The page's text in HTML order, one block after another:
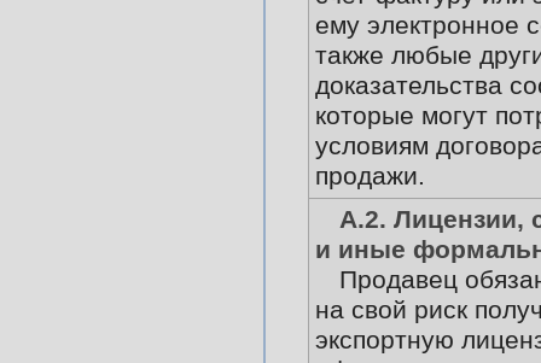
ему электронное
также любые
доказательства
которые могут
условиям
продажи.
А.2. Лицензии,
и иные
Продавец
на свой риск
экспортную